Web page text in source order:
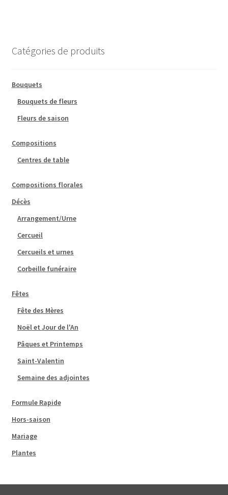
Catégories de produits
Bouquets
Bouquets de fleurs
Fleurs de saison
Compositions
Centres de table
Compositions florales
Décès
Arrangement/Urne
Cercueil
Cercueils et urnes
Corbeille funéraire
Fêtes
Fête des Mères
Noël et Jour de l'An
Pâques et Printemps
Saint-Valentin
Semaine des adjointes
Formule Rapide
Hors-saison
Mariage
Plantes